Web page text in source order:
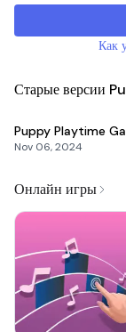
Как
Старые версии
Puppy Playtime
Nov 06, 2024
Онлайн игры